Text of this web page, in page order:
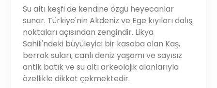
Su altı keşfi de kendine özgü heyecanlar
sunar. Türkiye'nin Akdeniz ve Ege kıyıları dalış
noktaları açısından zengindir. Likya
Sahili'ndeki büyüleyici bir kasaba olan Kaş,
berrak suları, canlı deniz yaşamı ve sayısız
antik batık ve su altı arkeolojik alanlarıyla
özellikle dikkat çekmektedir.